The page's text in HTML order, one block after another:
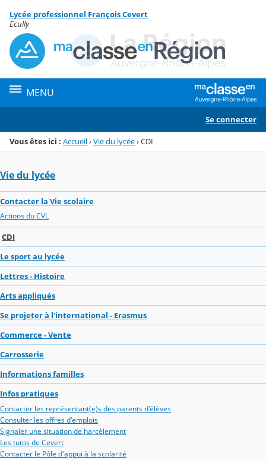
Menu de la rubrique
Contenu
Lycée professionnel François Cevert
Ecully
MENU
Se connecter
Vous êtes ici : Accueil›Vie du lycée›CDI
Vie du lycée
Contacter la Vie scolaire
Actions du CVL
CDI
Le sport au lycée
Lettres - Histoire
Arts appliqués
Se projeter à l'international - Erasmus
Commerce - Vente
Carrosserie
Informations familles
Infos pratiques
Contacter les représentant(e)s des parents d'élèves
Consulter les offres d'emplois
Signaler une situation de harcèlement
Les tutos de Cevert
Contacter le Pôle d'appui à la scolarité